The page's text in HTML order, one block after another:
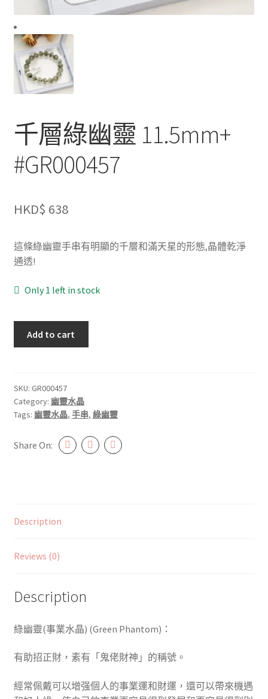
千層綠幽靈 11.5mm+
#GR000457
HKD$ 638
這條綠幽靈手串有明顯的千層和滿天星的形態,晶體乾淨
通透!
Only 1 left in stock
靈
11.5mm+
#GR000457
Add to cart
SKU: GR000457
Category: 幽靈水晶
Tags: 幽靈水晶, 手串, 綠幽靈
Share On:
Description
Reviews (0)
Description
綠幽靈(事業水晶) (Green Phantom)：
有助招正財，素有「鬼佬財神」的稱號。
經常佩戴可以增强個人的事業運和財運，還可以帶來機遇